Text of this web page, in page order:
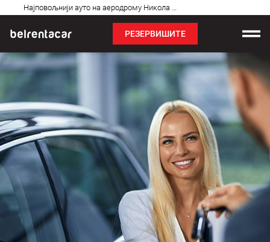
Најповољнији ауто на аеродрому Никола Тесла: Бел✓
питања
РЕЗЕРВИШИТЕ
Изнајмљивање возила
Цене
Услови најма
О нама
Најчешћа питања
Блог